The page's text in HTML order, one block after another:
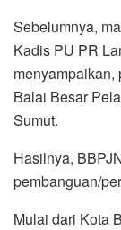
Sebelumnya,
Kadis PU PR
Balai Besar
Sumut.
Hasilnya,
pembanguan/
Mulai dari Kota